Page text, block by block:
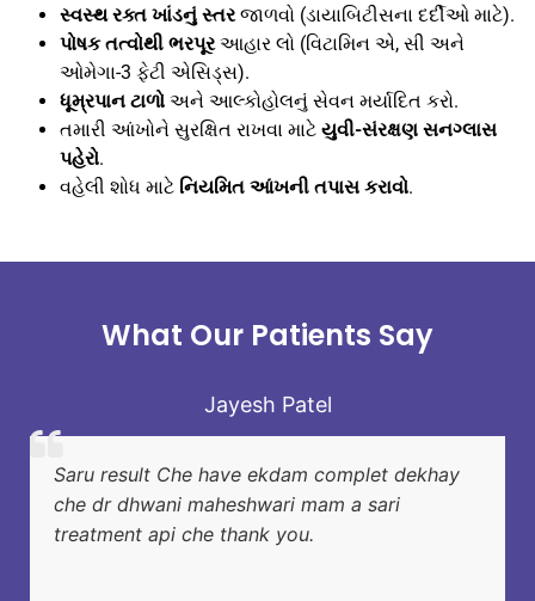
સ્વસ્થ રક્ત ખાંડનું સ્તરજાળવો (ડાયાબિટીસના દર્દીઓ માટે).
પોષક તત્વોથી ભરપૂરઆહાર લો (વિટામિન એ, સી અને
ઓમેગા-3 ફેટી એસિડ્સ).
ધૂમ્રપાન ટાળો અને આલ્કોહોલનું સેવન મર્યાદિત કરો.
તમારી આંખોને સુરક્ષિત રાખવા માટે યુવી-સંરક્ષણ સનગ્લાસ
પહેરો.
વહેલી શોધ માટે નિયમિત આંખની તપાસ કરાવો.
What Our Patients Say
Jayesh Patel
Saru result Che have ekdam complet dekhay
che dr dhwani maheshwari mam a sari
treatment api che thank you.